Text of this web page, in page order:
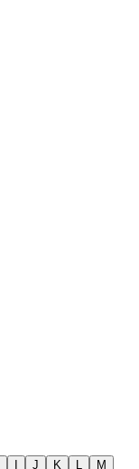
J K L
M